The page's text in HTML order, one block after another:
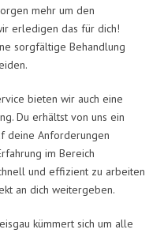
mehr um den
erledigen das für dich!
sorgfältige Behandlung
bieten wir auch eine
Du erhältst von uns ein
deine Anforderungen
im Bereich
und effizient zu arbeiten
an dich weitergeben.
kümmert sich um alle